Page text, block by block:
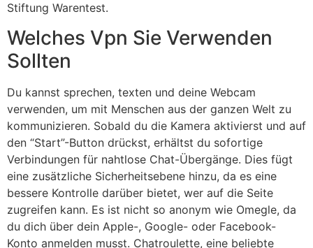
Stiftung Warentest.
Welches Vpn Sie Verwenden
Sollten
Du kannst sprechen, texten und deine Webcam
verwenden, um mit Menschen aus der ganzen Welt zu
kommunizieren. Sobald du die Kamera aktivierst und auf
den “Start”-Button drückst, erhältst du sofortige
Verbindungen für nahtlose Chat-Übergänge. Dies fügt
eine zusätzliche Sicherheitsebene hinzu, da es eine
bessere Kontrolle darüber bietet, wer auf die Seite
zugreifen kann. Es ist nicht so anonym wie Omegle, da
du dich über dein Apple-, Google- oder Facebook-
Konto anmelden musst. Chatroulette, eine beliebte